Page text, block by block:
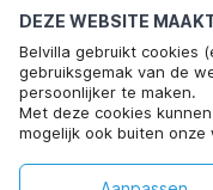
DEZE WEBSITE
Belvilla gebruikt cookies
gebruiksgemak van de
persoonlijker te maken.
Met deze cookies
mogelijk ook buiten
social media.
Meest
vakantie
Top steden met top
Vakantie appartementen
Vakantie appartementen
Populaire
Vakantie appartementen